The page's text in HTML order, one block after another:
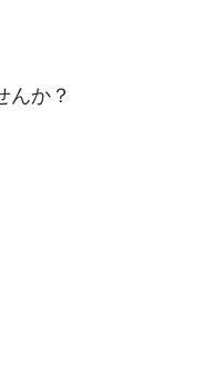
んか？